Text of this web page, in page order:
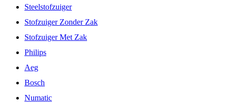
Steelstofzuiger
Stofzuiger Zonder Zak
Stofzuiger Met Zak
Philips
Aeg
Bosch
Numatic